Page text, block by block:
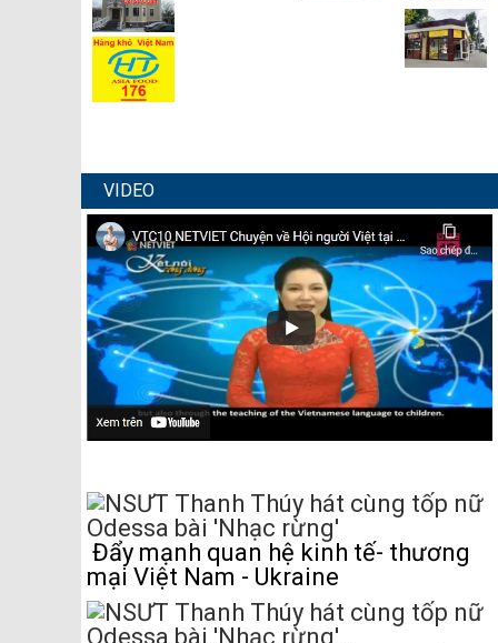
VIDEO
Đẩy mạnh quan hệ kinh tế- thương
mại Việt Nam - Ukraine